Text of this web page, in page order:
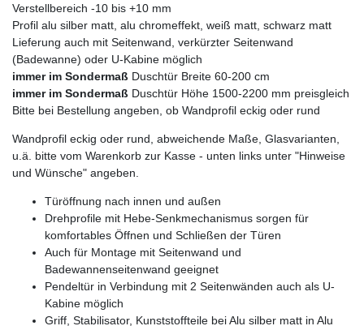
Verstellbereich -10 bis +10 mm
Profil alu silber matt, alu chromeffekt, weiß matt, schwarz matt
Lieferung auch mit Seitenwand, verkürzter Seitenwand
(Badewanne) oder U-Kabine möglich
immer im Sondermaß Duschtür Breite 60-200 cm
immer im Sondermaß Duschtür Höhe 1500-2200 mm preisgleich
Bitte bei Bestellung angeben, ob Wandprofil eckig oder rund
Wandprofil eckig oder rund, abweichende Maße, Glasvarianten,
u.ä. bitte vom Warenkorb zur Kasse - unten links unter "Hinweise
und Wünsche" angeben.
Türöffnung nach innen und außen
Drehprofile mit Hebe-Senkmechanismus sorgen für
komfortables Öffnen und Schließen der Türen
Auch für Montage mit Seitenwand und
Badewannenseitenwand geeignet
Pendeltür in Verbindung mit 2 Seitenwänden auch als U-
Kabine möglich
Griff, Stabilisator, Kunststoffteile bei Alu silber matt in Alu